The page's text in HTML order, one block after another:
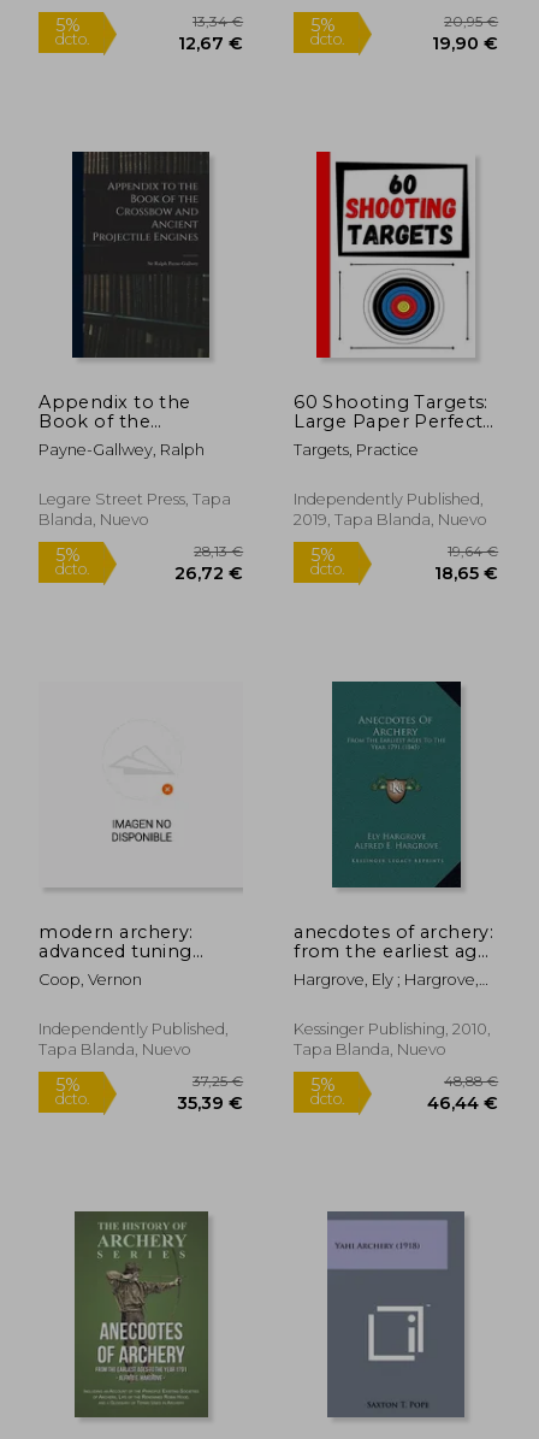
5% 36,12 € 5%
Appendix to the
Book of the
Crossbow and
Ancient Projectile
Payne-Gallwey, Ralph
Legare Street Press, Tapa
Blanda, Nuevo
dcto.
60 Shooting Targets:
Large Paper Perfect
for Rifles (en Inglés)
Targets, Practice
Independently Published,
2019, Tapa Blanda, Nuevo
dcto.
modern archery:
advanced tuning
techniques 2.0 (en
Inglés)
Coop, Vernon
Independently Published,
Tapa Blanda, Nuevo
anecdotes of archery:
from the earliest ages
to the year 1791
(1845) (en Inglés)
Hargrove, Ely ; Hargrove,
Kessinger Publishing, 2010,
Tapa Blanda, Nuevo